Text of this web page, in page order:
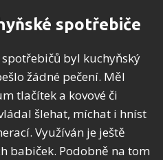
spotřebiče
byl kuchyňský
žádné pečení. Měl
tlačítek a kovové či
šlehat, míchat i hníst
Využíván je ještě
babiček. Podobně na tom